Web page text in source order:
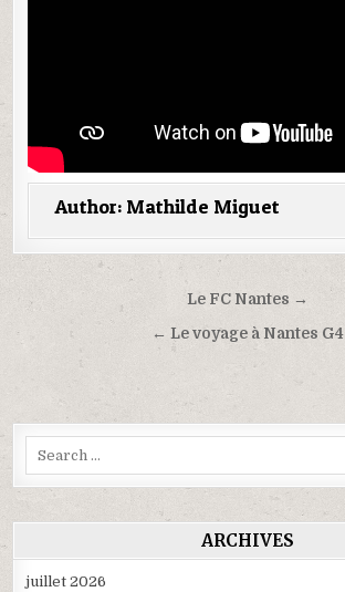
Author: Mathilde Miguet
Navigation
de
l’article
Le FC Nantes →
← Le voyage à Nantes G4
ARCHIVES
juillet 2026